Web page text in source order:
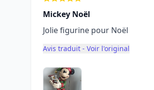
Mickey Noël
Jolie figurine pour Noël
Avis traduit - Voir l'original